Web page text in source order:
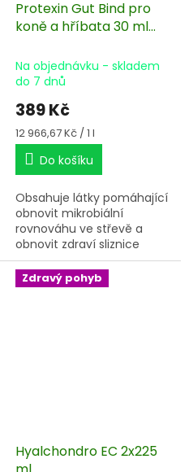
Protexin Gut Bind pro
koně a hříbata 30 ml
Na objednávku - skladem
do 7 dnů
389 Kč
Měrná
cena:
12 966,67 Kč / 1 l
Do košíku
Obsahuje látky pomáhající
obnovit mikrobiální
rovnováhu ve střevě a
obnovit zdraví sliznice
střeva. Používá se při
průjmech u hříbat a je
vhodný i pro dospělé koně.
Zdravý pohyb
Hyalchondro EC 2x225